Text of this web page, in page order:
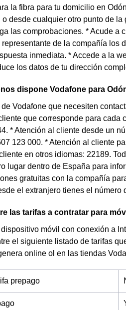
la fibra para tu domicilio en
o desde cualquier otro punto de
las comprobaciones. * Acude a
de la compañía los
inmediata. * Accede a la
los datos de tu dirección
dispone Vodafone para
de Vodafone que necesiten
que corresponde para cada
* Atención al cliente desde un
123 000. * Atención al cliente
en otros idiomas: 22189.
lugar dentro de España para
gratuitas con la compañía
el extranjero tienes el número
las tarifas a contratar para
móvil con conexión a
el siguiente listado de tarifas
online ol en las tiendas
prepago